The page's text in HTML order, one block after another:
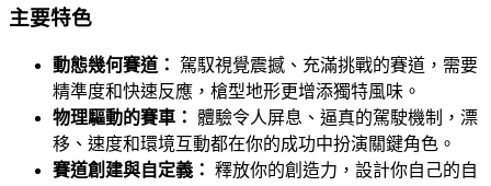
主要特色
動態幾何賽道：
駕馭視覺震撼、充滿挑戰的賽道，需要
精準度和快速反應，槍型地形更增添獨特風味。
物理驅動的賽車： 體驗令人屏息、逼真的駕駛機制，漂
移、速度和環境互動都在你的成功中扮演關鍵角色。
賽道創建與自定義： 釋放你的創造力，設計你自己的自